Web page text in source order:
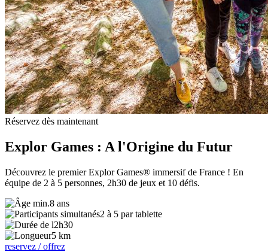
Réservez dès maintenant
Explor Games : A l'Origine du Futur
Découvrez le premier Explor Games® immersif de France ! En
équipe de 2 à 5 personnes, 2h30 de jeux et 10 défis.
8 ans
2 à 5 par tablette
2h30
5 km
reservez / offrez